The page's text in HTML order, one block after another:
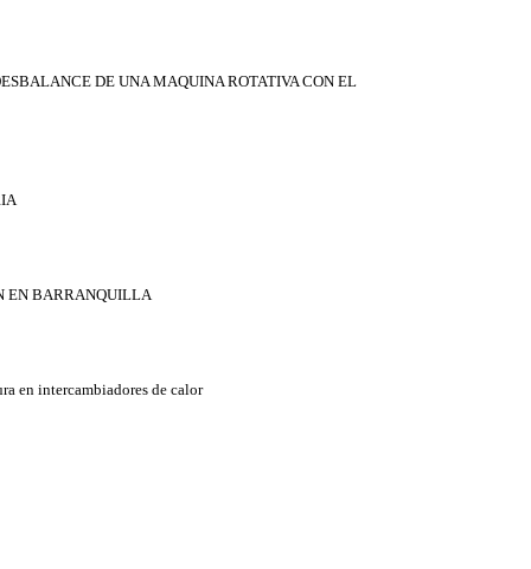
DE UNA MAQUINA ROTATIVA CON EL
EN BARRANQUILLA
en intercambiadores de calor